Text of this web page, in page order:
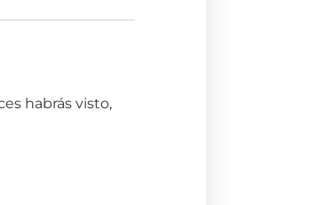
habrás visto,